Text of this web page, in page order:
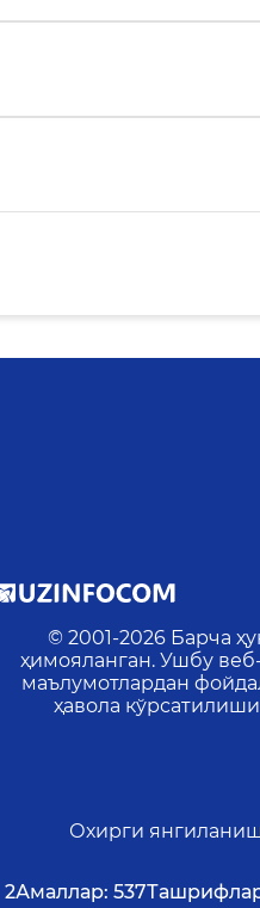
© 2001-2026 Барча
ҳимояланган. Ушбу
маълумотлардан
ҳавола
Охирги
2Амаллар: 537